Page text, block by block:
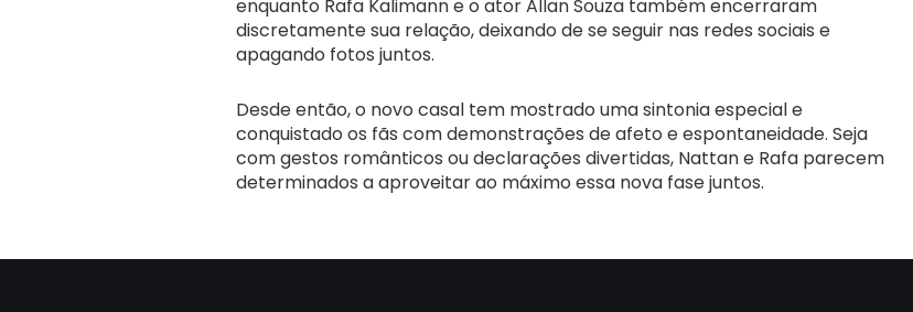
enquanto Rafa Kalimann e o ator Allan Souza também encerraram
discretamente sua relação, deixando de se seguir nas redes sociais e
apagando fotos juntos.
Desde então, o novo casal tem mostrado uma sintonia especial e
conquistado os fãs com demonstrações de afeto e espontaneidade. Seja
com gestos românticos ou declarações divertidas, Nattan e Rafa parecem
determinados a aproveitar ao máximo essa nova fase juntos.